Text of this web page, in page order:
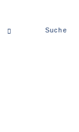
Suche